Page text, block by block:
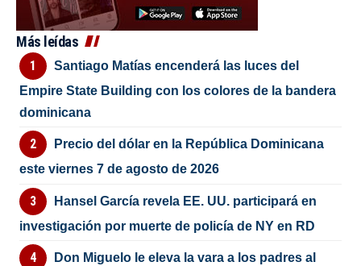
Más leídas
Santiago Matías encenderá las luces del
Empire State Building con los colores de la bandera
dominicana
Precio del dólar en la República Dominicana
este viernes 7 de agosto de 2026
Hansel García revela EE. UU. participará en
investigación por muerte de policía de NY en RD
Don Miguelo le eleva la vara a los padres al